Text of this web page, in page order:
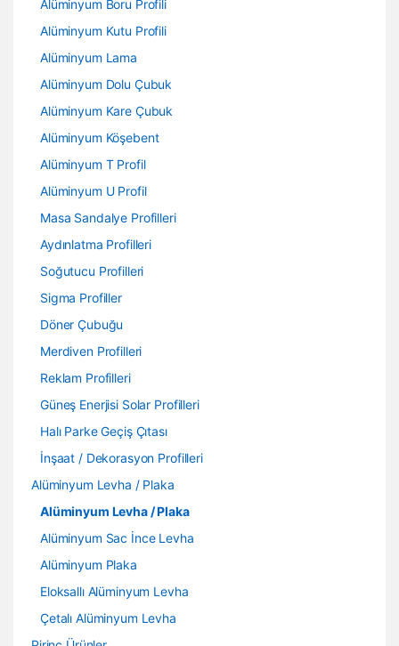
Alüminyum Boru Profili
Alüminyum Kutu Profili
Alüminyum Lama
Alüminyum Dolu Çubuk
Alüminyum Kare Çubuk
Alüminyum Köşebent
Alüminyum T Profil
Alüminyum U Profil
Masa Sandalye Profilleri
Aydınlatma Profilleri
Soğutucu Profilleri
Sigma Profiller
Döner Çubuğu
Merdiven Profilleri
Reklam Profilleri
Güneş Enerjisi Solar Profilleri
Halı Parke Geçiş Çıtası
İnşaat / Dekorasyon Profilleri
Alüminyum Levha / Plaka
Alüminyum Levha / Plaka
Alüminyum Sac İnce Levha
Alüminyum Plaka
Eloksallı Alüminyum Levha
Çetalı Alüminyum Levha